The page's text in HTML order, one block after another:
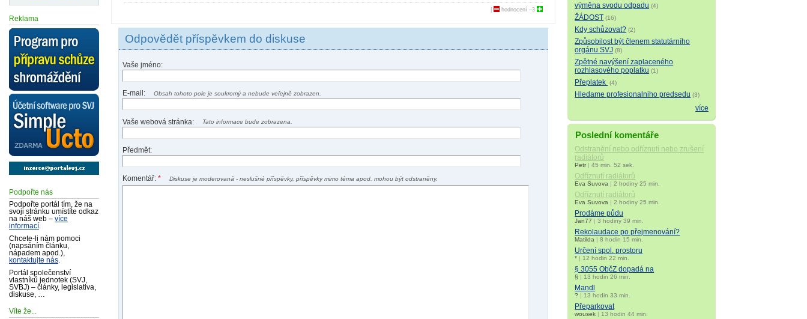
Reklama
Podpořte nás
Podpořte portál tím, že na
svoji stránku umístíte odkaz
na náš web – více
informací
Chcete-li nám pomoci
(napsáním článku,
nápadem apod.),
kontaktujte nás
Portál společenství
vlastníků jednotek (SVJ,
SVBJ) – články, legislativa,
diskuse, …
Víte že...
výměna svodu odpadu (4)
ŽÁDOST (16)
Kdy schůzovat? (2)
Způsobilost být členem statutárního
orgánu SVJ (8)
Zpětné navýšení zaplaceného
rozhlasového poplatku (1)
Přeplatek (4)
Hledame profesionalniho predsedu (3)
více
Poslední komentáře
Odstranění nebo odříznutí nebo zrušení
radiátorů
Petr|45 min. 52 sek.
Odříznutí radiátorů
Eva Suvova |2 hodiny 25 min.
Odříznutí radiátorů
Eva Suvova |2 hodiny 25 min.
Prodáme půdu
Jan77 |3 hodiny 39 min.
Rekolaudace po přejmenování?
Matilda |8 hodin 15 min.
Určení spol. prostoru
* | 12 hodin 22 min.
§ 3055 ObčZ dopadá na
§ | 13 hodin 26 min.
Mandl
? | 13 hodin 33 min.
Přeparkovat
wousek | 13 hodin 44 min.
hodnocení –3
Odpovědět příspěvkem do diskuse
Vaše jméno:
E-mail: Obsah tohoto pole je soukromý a nebude veřejně zobrazen.
Vaše webová stránka: Tato informace bude zobrazena.
Předmět:
Komentář:* Diskuse je moderovaná - neslušné příspěvky, příspěvky mimo téma apod. mohou být odstraněny.